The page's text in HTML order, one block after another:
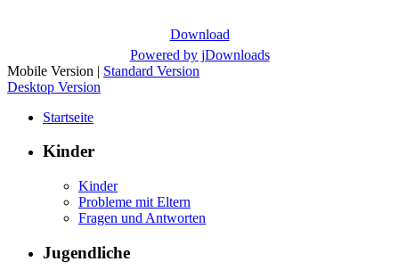
Download
Powered by jDownloads
Mobile Version | Standard Version
Desktop Version
Startseite
Kinder
Kinder
Probleme mit Eltern
Fragen und Antworten
Jugendliche